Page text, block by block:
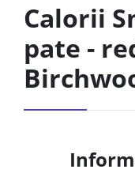
Calorii
pate -